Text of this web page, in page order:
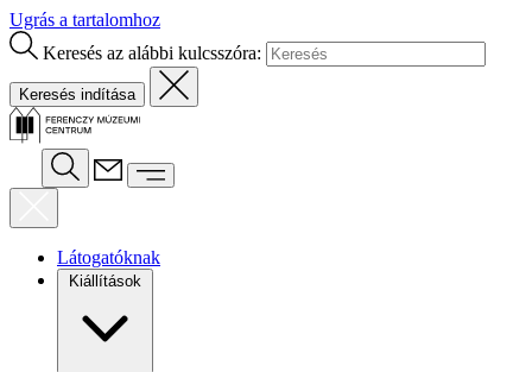
Ugrás a tartalomhoz
Keresés az alábbi kulcsszóra:
Látogatóknak
Kiállítások